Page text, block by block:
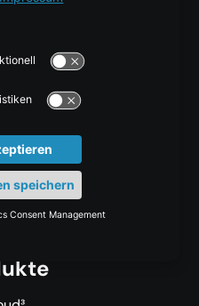
centron GmbH verarbeitet Ihre
mit den höchsten
Zweck verwendet, z. B. zur
über unsere Produkte und
kontaktieren. Weitere
Datenschutzhinweisen
richtet sich ausschließlich an
Alle Preise verstehen